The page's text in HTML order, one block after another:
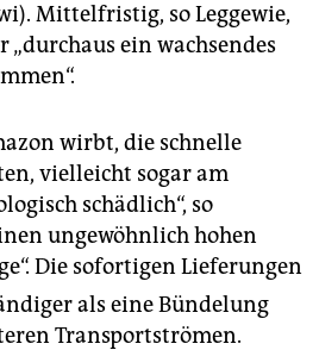
Mittelfristig, so Leggewie,
ein wachsendes
wirbt, die schnelle
vielleicht sogar am
schädlich“, so
ungewöhnlich hohen
Die sofortigen Lieferungen
als eine Bündelung
Transportströmen.